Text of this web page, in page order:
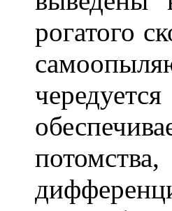
рогатого